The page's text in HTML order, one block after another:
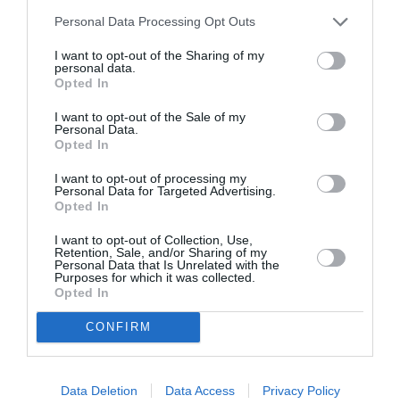
Personal Data Processing Opt Outs
I want to opt-out of the Sharing of my
personal data.
Opted In
I want to opt-out of the Sale of my
Personal Data.
Opted In
I want to opt-out of processing my
Personal Data for Targeted Advertising.
Opted In
I want to opt-out of Collection, Use,
Retention, Sale, and/or Sharing of my
Personal Data that Is Unrelated with the
Purposes for which it was collected.
Opted In
CONFIRM
Data Deletion Data Access Privacy Policy
Adele: Κάνει ένα «μεγάλο διάλειμμα» από τη